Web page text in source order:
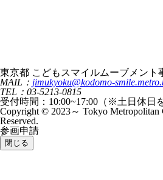
東京都 こどもスマイルムーブメント
MAIL： jimukyoku@kodomo-
TEL：03-5213-0815
受付時間：10:00~17:00（※土日休日
Copyright © 2023～ Tokyo Metropolitan
Reserved.
参画申請
閉じる